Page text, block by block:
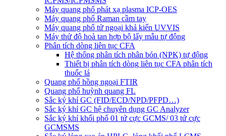
Máy quang phổ phát xạ plasma ICP-OES
Máy quang phổ Raman cầm tay
Máy quang phổ tử ngoại khả kiến UVVIS
Máy thử độ hoà tan hợp bộ lấy mẫu tự động
Phân tích dòng liên tục CFA
Hệ thống phân tích phân bón (NPK) tự động
Thiết bị phân tích dòng liên tục CFA phân tích
thuốc lá
Quang phổ hồng ngoại FTIR
Quang phổ huỳnh quang FL
Sắc ký khí GC (FID/ECD/NPD/PFPD…)
Sắc ký khí GC hệ chuyên dụng GC Analyzer
Sắc ký khí khối phổ 01 tứ cực GCMS/ 03 tứ cực
GCMSMS